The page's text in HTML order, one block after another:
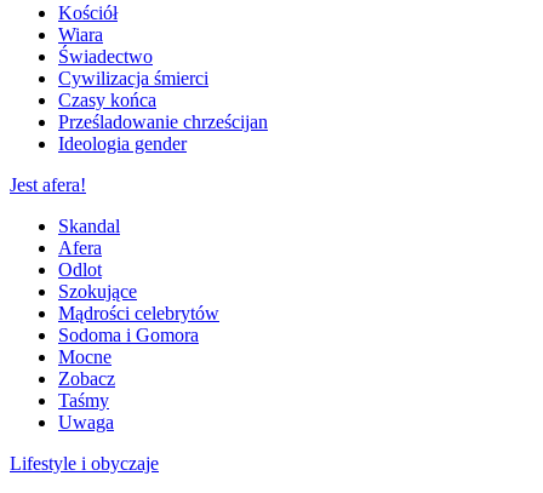
Kościół
Wiara
Świadectwo
Cywilizacja śmierci
Czasy końca
Prześladowanie chrześcijan
Ideologia gender
Jest afera!
Skandal
Afera
Odlot
Szokujące
Mądrości celebrytów
Sodoma i Gomora
Mocne
Zobacz
Taśmy
Uwaga
Lifestyle i obyczaje